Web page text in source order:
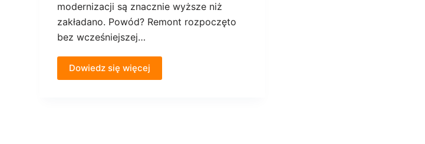
modernizacji są znacznie wyższe niż
zakładano. Powód? Remont rozpoczęto
bez wcześniejszej…
Dowiedz się więcej